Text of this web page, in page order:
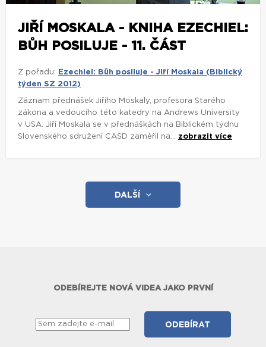
JIŘÍ MOSKALA - KNIHA EZECHIEL:
BŮH POSILUJE - 11. ČÁST
Z pořadu:
Ezechiel: Bůh posiluje - Jiří Moskala (Biblický
týden SZ 2012)
Záznam přednášek Jiřího Moskaly, profesora Starého
zákona a vedoucího této katedry na Andrews University
v USA. Jiří Moskala se v přednáškách na Biblickém týdnu
Slovenského sdružení CASD zaměřil na... zobrazit více
DALŠÍ
ODEBÍREJTE NOVÁ VIDEA JAKO PRVNÍ